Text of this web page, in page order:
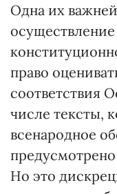
Одна их
право
соответствия
числе тексты,
всенародное
предусмотрено
Но это